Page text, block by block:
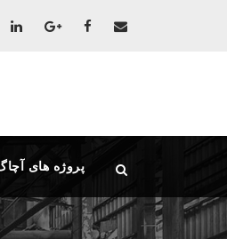
پروژه های